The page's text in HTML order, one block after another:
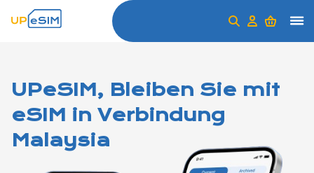
UPeSIM, Bleiben Sie mit
eSIM in Verbindung
Malaysia